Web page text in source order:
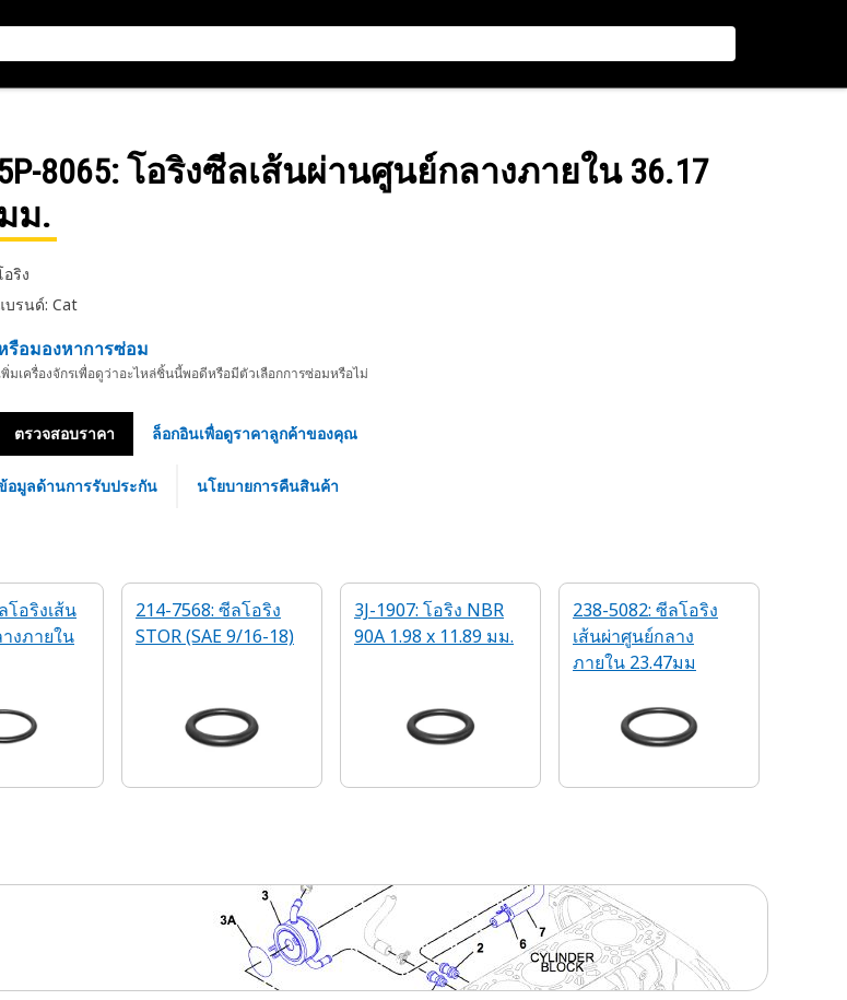
8065: โอริงซีลเส้นผ่านศูนย์กลางภายใน 36.17
ม.
อริง
บรนด์: Cat
รือมองหาการซ่อม
พิ่มเครื่องจักรเพื่อดูว่าอะไหล่ชิ้นนี้พอดีหรือมีตัวเลือกการซ่อมหรือไม่
ตรวจสอบราคา ล็อกอินเพื่อดูราคาลูกค้าของคุณ
อมูลด้านการรับประกัน นโยบายการคืนสินค้า
โอริงเส้น
งภายใน
214-7568: ซีลโอริง
STOR (SAE 9/16-18)
3J-1907: โอริง NBR
90A 1.98 x 11.89 มม.
238-5082: ซีลโอริง
เส้นผ่าศูนย์กลาง
ภายใน 23.47มม